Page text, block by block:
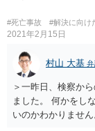
ルを遵守するドラ
#死亡事故 #解決に向け
2021年2月15日
村山 大基
＞一昨日、検察か
ました。 何かをし
いのかわかりませ